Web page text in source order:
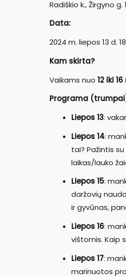
Radiškio k., Žirgyno g.
Data:
2024 m. liepos 13 d.
Kam skirta?
Vaikams nuo 12 iki
Programa
Liepos 13:
Liepos 14:
tai? Pažintis
laikas/lauko
Liepos 15:
daržovių
ir gyvūnas,
Liepos 16:
vištomis. Kaip
Liepos 17:
marinuotos